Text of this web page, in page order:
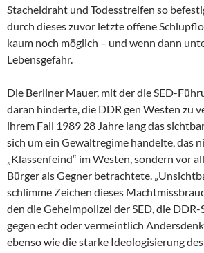
Stacheldraht und Todesstreifen so
durch dieses zuvor letzte offene
kaum noch möglich – und wenn dann
Lebensgefahr.
Die Berliner Mauer, mit der die SED-
daran hinderte, die DDR gen Westen zu
ihrem Fall 1989 28 Jahre lang das
sich um ein Gewaltregime handelte, das
„Klassenfeind“ im Westen, sondern vor
Bürger als Gegner betrachtete.
schlimme Zeichen dieses
den die Geheimpolizei der SED, die
gegen echt oder vermeintlich
ebenso wie die starke Ideologisierung